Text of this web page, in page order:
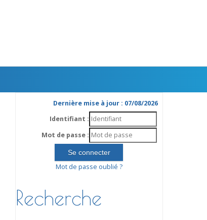
Dernière mise à jour : 07/08/2026
Identifiant :
Mot de passe :
Mot de passe oublié ?
Recherche